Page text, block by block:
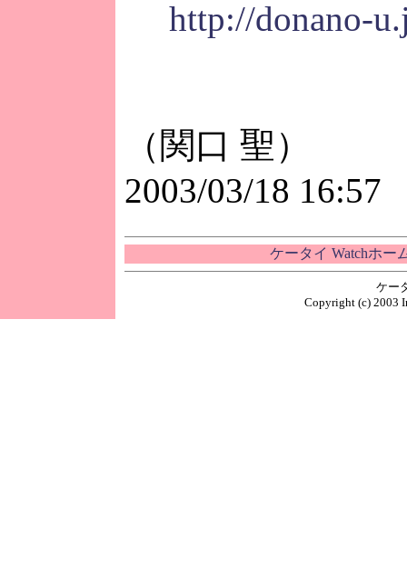
http://donano-
（関口 聖）
2003/03/18 16:57
ケータイ Watchホー
ケー
Copyright (c) 2003